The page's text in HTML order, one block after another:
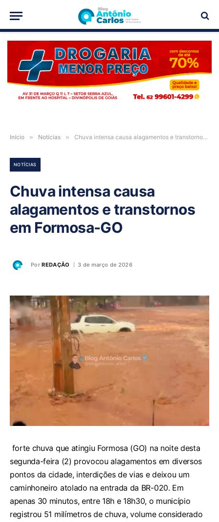
PUBLICIDADE
Início » Notícias » Chuva intensa causa alagamentos e transtornos em Formosa-GO
NOTÍCIAS
Chuva intensa causa
alagamentos e transtornos
em Formosa-GO
Por REDAÇÃO 3 de março de 2026
forte chuva que atingiu Formosa (GO) na noite desta
segunda-feira (2) provocou alagamentos em diversos
pontos da cidade, interdições de vias e deixou um
caminhoneiro atolado na entrada da BR-020. Em
apenas 30 minutos, entre 18h e 18h30, o município
registrou 51 milímetros de chuva, volume considerado